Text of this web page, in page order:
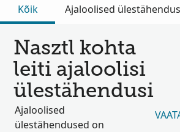
Kõik
Ajaloolised
Nasztl kohta
leiti ajaloolisi
ülestähendusi
Ajaloolised
ülestähendused on